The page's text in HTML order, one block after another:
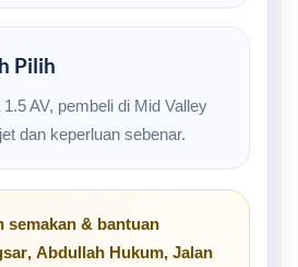
Pilih
AV, pembeli di Mid Valley
dan keperluan sebenar.
semakan & bantuan
, Abdullah Hukum, Jalan